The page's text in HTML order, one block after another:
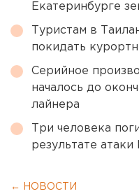
Екатеринбурге
Туристам в
покидать
Серийное
началось до
лайнера
Три человека
результате
← НОВОСТИ